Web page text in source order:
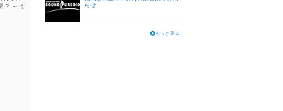
？ ～ う
らせ
もっと見る